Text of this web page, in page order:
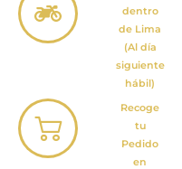
dentro
de Lima
(Al día
siguiente
hábil)
Recoge
tu
Pedido
en